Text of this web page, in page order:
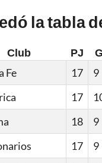
la tabla
Club PJ G
Fe 17 9
17
18 9
17 9